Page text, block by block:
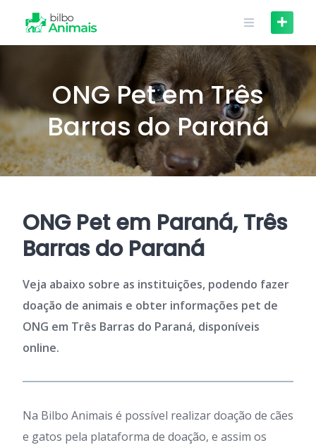
content
ONG Pet em Três
Barras do Paraná
ONG Pet em Paraná, Três
Barras do Paraná
Veja abaixo sobre as instituições, podendo fazer
doação de animais e obter informações pet de
ONG em Três Barras do Paraná, disponíveis
online.
Na Bilbo Animais é possível realizar doação de cães
e gatos pela plataforma de doação, e assim os